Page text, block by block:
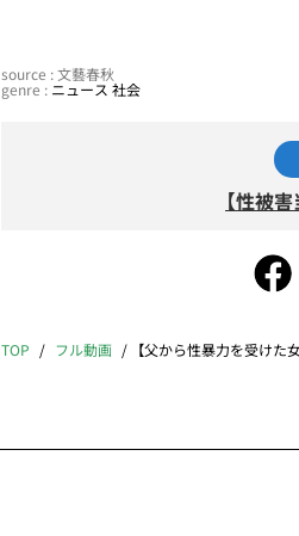
source : 文藝春秋
genre : ニュース 社会
【性被
TOP フル動画 【父から性暴力を受けた